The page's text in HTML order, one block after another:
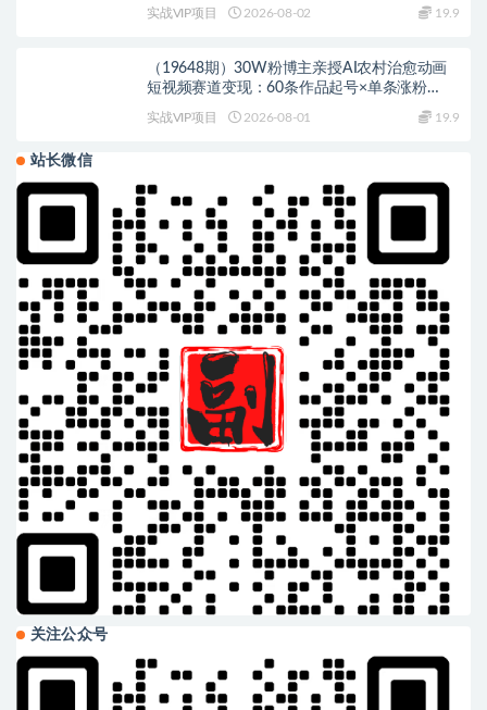
实战VIP项目 2026-08-02 19.9
（19648期）30W粉博主亲授AI农村治愈动画
短视频赛道变现：60条作品起号×单条涨粉
1W+×极易进精选+伙伴计划，稳定收益×日入
400+
实战VIP项目 2026-08-01 19.9
站长微信
关注公众号